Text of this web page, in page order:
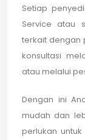
Setiap
Service atau
terkait dengan
konsultasi
atau melalui
Dengan ini
mudah dan
perlukan